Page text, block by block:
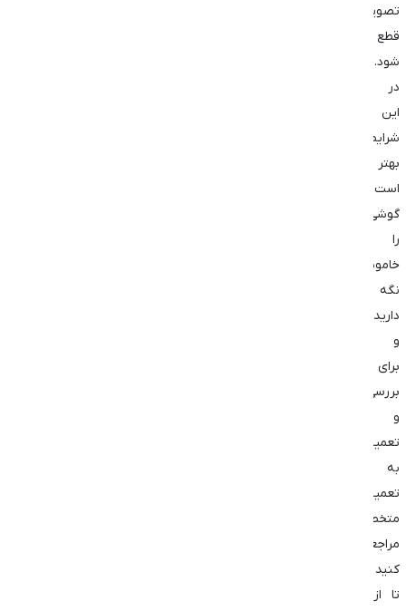
تصویر
قطع
شود.
در
این
شرایط
بهتر
است
گوشی
را
خاموش
نگه
دارید
و
برای
بررسی
و
تعمیر
به
تعمیرکار
متخصص
مراجعه
کنید
تا از